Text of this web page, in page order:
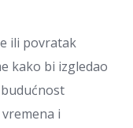
ili povratak
kako bi izgledao
i